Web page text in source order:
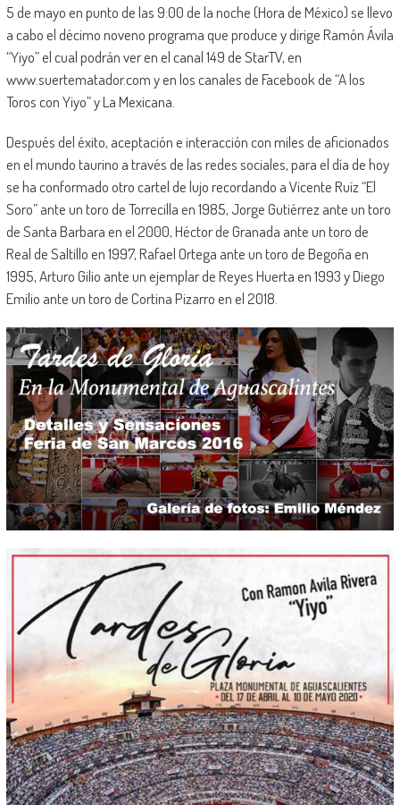
5 de mayo en punto de las 9:00 de la noche (Hora de México) se llevo
a cabo el décimo noveno programa que produce y dirige Ramón Ávila
“Yiyo” el cual podrán ver en el canal 149 de StarTV, en
www.suertematador.com y en los canales de Facebook de “A los
Toros con Yiyo” y La Mexicana.
Después del éxito, aceptación e interacción con miles de aficionados
en el mundo taurino a través de las redes sociales, para el día de hoy
se ha conformado otro cartel de lujo recordando a Vicente Ruíz “El
Soro” ante un toro de Torrecilla en 1985, Jorge Gutiérrez ante un toro
de Santa Barbara en el 2000, Héctor de Granada ante un toro de
Real de Saltillo en 1997, Rafael Ortega ante un toro de Begoña en
1995, Arturo Gilio ante un ejemplar de Reyes Huerta en 1993 y Diego
Emilio ante un toro de Cortina Pizarro en el 2018.